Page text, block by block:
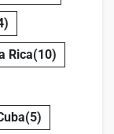
Rica(10)
(5)